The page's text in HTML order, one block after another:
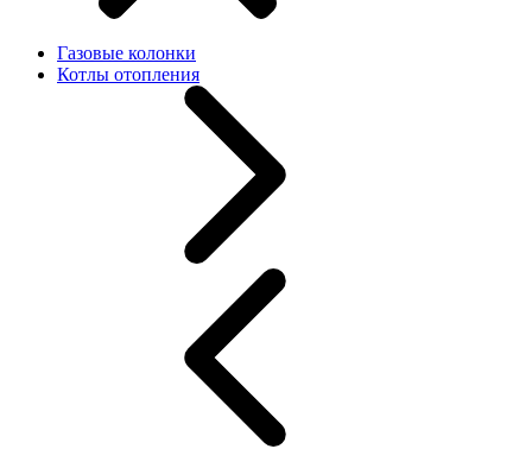
Газовые колонки
Котлы отопления